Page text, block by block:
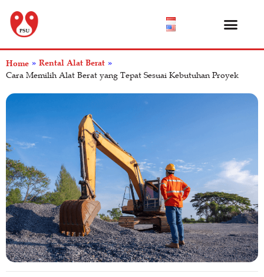
Home » Rental Alat Berat »
Cara Memilih Alat Berat yang Tepat Sesuai Kebutuhan Proyek